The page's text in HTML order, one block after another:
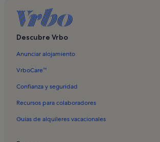
Alquileres vacacionales en Torre de Fornells
Alquileres vacacionales en Cala en Brut
Alquileres vacacionales en Menorca
Alquileres vacacionales en Cala Cabra Salada
Alquileres vacacionales en Cala en Tosqueta
Alquileres vacacionales en Cala Pudenta
Descubre Vrbo
Anunciar alojamiento
VrboCare™
Confianza y seguridad
Recursos para colaboradores
Guías de alquileres vacacionales